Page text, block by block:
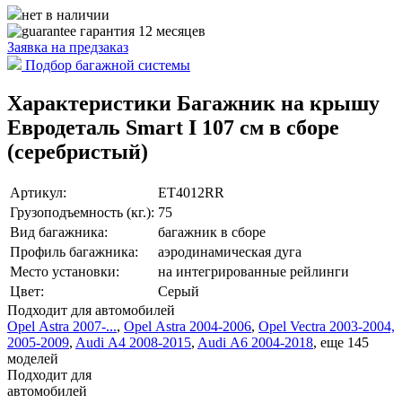
нет в наличии
гарантия 12 месяцев
Заявка на предзаказ
Подбор багажной системы
Характеристики Багажник на крышу
Евродеталь Smart I 107 см в сборе
(серебристый)
Артикул:
ET4012RR
Грузоподъемность (кг.): 75
Вид багажника:
багажник в сборе
Профиль багажника:
аэродинамическая дуга
Место установки:
на интегрированные рейлинги
Цвет:
Серый
Подходит для автомобилей
Opel Astra 2007-..., Opel Astra 2004-2006, Opel Vectra 2003-2004,
2005-2009, Audi A4 2008-2015, Audi A6 2004-2018, еще 145
моделей
Подходит для
автомобилей